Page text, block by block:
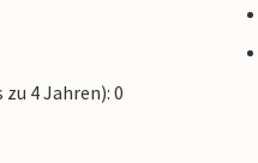
4 Jahren): 0